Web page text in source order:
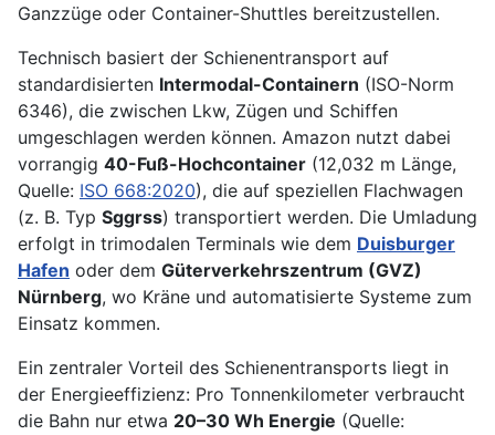
Ganzzüge oder Container-Shuttles bereitzustellen.
Technisch basiert der Schienentransport auf
standardisierten Intermodal-Containern (ISO-Norm
6346), die zwischen Lkw, Zügen und Schiffen
umgeschlagen werden können. Amazon nutzt dabei
vorrangig 40-Fuß-Hochcontainer (12,032 m Länge,
Quelle: ISO 668:2020), die auf speziellen Flachwagen
(z. B. Typ Sggrss) transportiert werden. Die Umladung
erfolgt in trimodalen Terminals wie dem Duisburger
Hafen oder dem Güterverkehrszentrum (GVZ)
Nürnberg, wo Kräne und automatisierte Systeme zum
Einsatz kommen.
Ein zentraler Vorteil des Schienentransports liegt in
der Energieeffizienz: Pro Tonnenkilometer verbraucht
die Bahn nur etwa 20–30 Wh Energie (Quelle: